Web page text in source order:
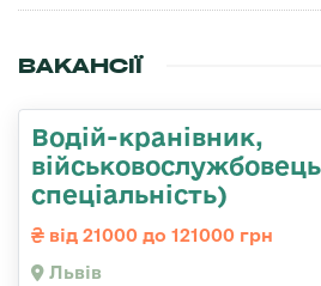
ВАКАНСІЇ
Водій-кранівник,
спеціальність)
від 21000 до 121000 грн
Львів